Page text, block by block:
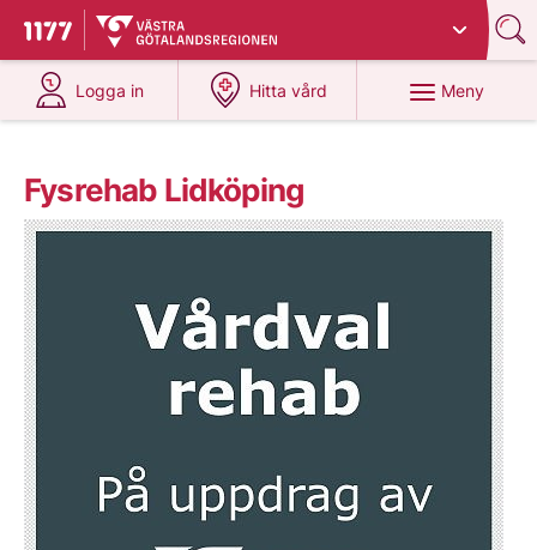
Till startsidan för 1177
Du har valt region
Logga in
på 1177.se
Hitta vård
på 1177.se
Meny
Fysrehab Lidköping